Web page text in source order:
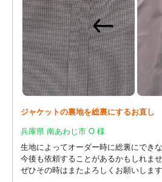
ジャケットの裏地を総裏にするお直し
兵庫県 南あわじ市 O 様
生地によってオーダー時に総裏にでき
今後も依頼することがあるかもしれませ
ぜひその時はまたよろしくお願いします